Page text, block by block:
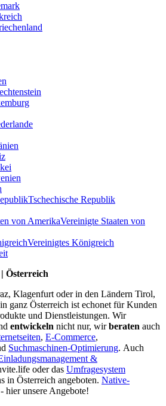
Tschechische Republik
Vereinigte Staaten von
Vereinigtes Königreich
Österreich
Klagenfurt oder in den Ländern Tirol,
ganz Österreich ist echonet für Kunden
und Dienstleistungen. Wir
entwickeln nicht nur, wirberaten auch
, E-Commerce,
Suchmaschinen-Optimierung. Auch
&
oder das Umfragesystem
in Österreich angeboten. Native-
- hier unsere Angebote!